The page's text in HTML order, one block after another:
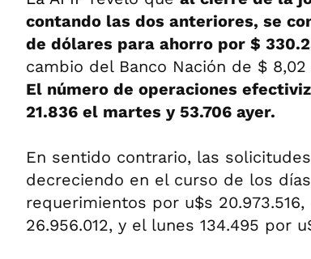
contando las dos anteriores, se
de dólares para ahorro por $
cambio del Banco Nación de $ 8,02
El número de operaciones
21.836 el martes y 53.706 ayer.
En sentido contrario, las
decreciendo en el curso de los
requerimientos por u$s
26.956.012, y el lunes 134.495 por